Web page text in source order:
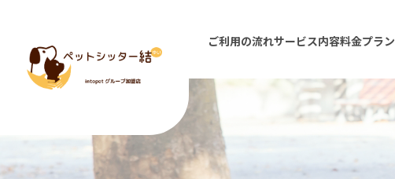
ご利用の流れサービス内容料金プラン